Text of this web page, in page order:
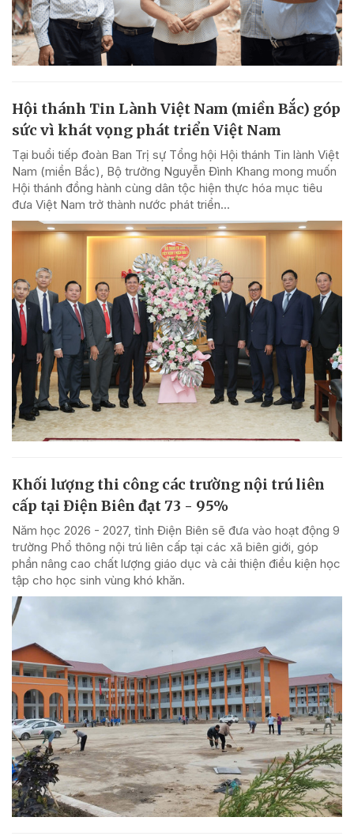
Hội thánh Tin Lành Việt Nam (miền Bắc) góp
sức vì khát vọng phát triển Việt Nam
Tại buổi tiếp đoàn Ban Trị sự Tổng hội Hội thánh Tin lành Việt
Nam (miền Bắc), Bộ trưởng Nguyễn Đình Khang mong muốn
Hội thánh đồng hành cùng dân tộc hiện thực hóa mục tiêu
đưa Việt Nam trở thành nước phát triển...
Khối lượng thi công các trường nội trú liên
cấp tại Điện Biên đạt 73 - 95%
Năm học 2026 - 2027, tỉnh Điện Biên sẽ đưa vào hoạt động 9
trường Phổ thông nội trú liên cấp tại các xã biên giới, góp
phần nâng cao chất lượng giáo dục và cải thiện điều kiện học
tập cho học sinh vùng khó khăn.